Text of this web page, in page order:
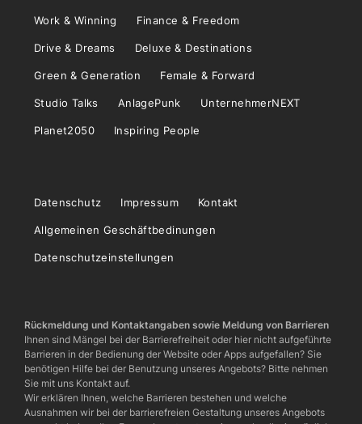
Work & Winning Finance & Freedom
Drive & Dreams Deluxe & Destinations
Green & Generation Female & Forward
Studio Talks AnlagePunk UnternehmerNEXT
Planet2050 Inspiring People
Datenschutz Impressum Kontakt
Allgemeinen Geschäftbedinungen
Datenschutzeinstellungen
Rückmeldung und Kontaktangaben sowie Meldung von Barrieren
Ihnen sind Mängel bei der Barrierefreiheit oder hier nicht aufgeführte
Barrieren in der Bedienung der Website oder Apps aufgefallen? Sie
benötigen Hilfe bei der Benutzung unseres Angebots? Bitte nehmen
Sie mit uns Kontakt auf.
Wir erklären Ihnen, welche Barrieren bestehen und welche
Ausnahmen wir bei der barrierefreien Gestaltung unseres Angebots